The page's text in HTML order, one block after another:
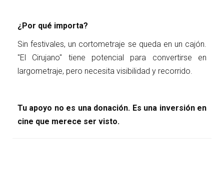
¿Por qué importa?
Sin festivales, un cortometraje se queda en un cajón.
"El Cirujano" tiene potencial para convertirse en
largometraje, pero necesita visibilidad y recorrido.
Tu apoyo no es una donación. Es una inversión en
cine que merece ser visto.